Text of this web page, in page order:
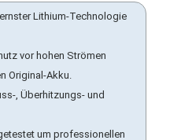
Lithium-Technologie
vor hohen Strömen
Original-Akku.
, Überhitzungs- und
um professionellen